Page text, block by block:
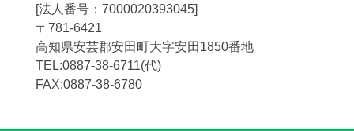
[法人番号：7000020393045]
〒781-6421
高知県安芸郡安田町大字安田1850番地
TEL:0887-38-6711(代)
FAX:0887-38-6780